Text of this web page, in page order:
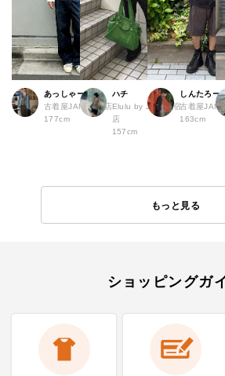
あっしゃー
古着屋JAM 原宿店
177cm
ハチ
Elulu by JAM 原宿
店
157cm
しんたろー
古着屋JAM
163cm
もっと見る
ショッピングガ